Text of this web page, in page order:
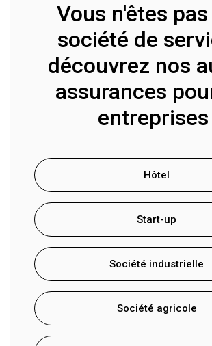
Vous n'êtes
société de
découvrez nos
assurances
entreprises
Hôtel
Start-up
Société industrielle
Société agricole